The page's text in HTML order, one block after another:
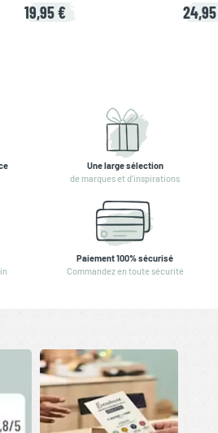
19,95 €
Une large sélection
de marques et d'inspirations
Paiement 100% sécurisé
Commandez en toute sécurité